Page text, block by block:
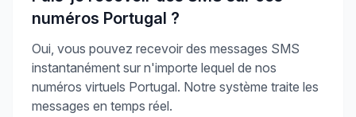
numéros Portugal ?
Oui, vous pouvez recevoir des messages SMS
instantanément sur n'importe lequel de nos
numéros virtuels Portugal. Notre système traite les
messages en temps réel.